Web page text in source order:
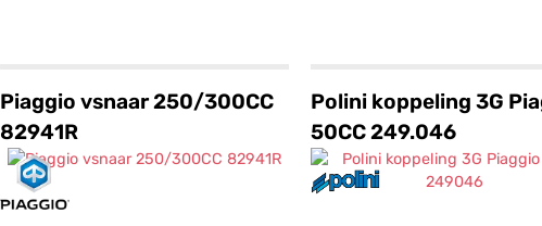
Piaggio vsnaar 250/300CC
82941R
Polini koppeling 3G
50CC 249.046